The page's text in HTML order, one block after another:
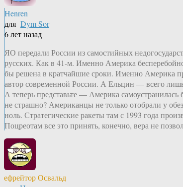
Henren
для Dym Sor
6 лет назад
ЯО передали России из самостийных
русских. Как в 41-м. Именно Америка
бы решена в кратчайшие сроки. Именно Америка
автор современной России. А Ельцин — всего лишь
А теперь представьте — Америка
не страшно? Американцы не только отобрали у
ноль. Стратегические ракеты там с 1993 года
Поцреотам все это принять, конечно, вера не
ефрейтор Освальд